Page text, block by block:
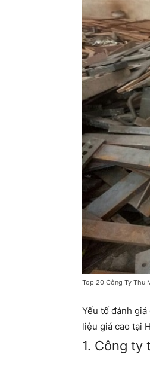
Top 20 Công Ty Thu
Yếu tố đánh
liệu giá cao tại
1. Công ty